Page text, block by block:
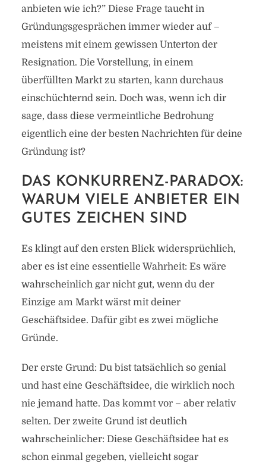
anbieten wie ich?” Diese Frage taucht in
Gründungsgesprächen immer wieder auf –
meistens mit einem gewissen Unterton der
Resignation. Die Vorstellung, in einem
überfüllten Markt zu starten, kann durchaus
einschüchternd sein. Doch was, wenn ich dir
sage, dass diese vermeintliche Bedrohung
eigentlich eine der besten Nachrichten für deine
Gründung ist?
DAS KONKURRENZ-PARADOX:
WARUM VIELE ANBIETER EIN
GUTES ZEICHEN SIND
Es klingt auf den ersten Blick widersprüchlich,
aber es ist eine essentielle Wahrheit: Es wäre
wahrscheinlich gar nicht gut, wenn du der
Einzige am Markt wärst mit deiner
Geschäftsidee. Dafür gibt es zwei mögliche
Gründe.
Der erste Grund: Du bist tatsächlich so genial
und hast eine Geschäftsidee, die wirklich noch
nie jemand hatte. Das kommt vor – aber relativ
selten. Der zweite Grund ist deutlich
wahrscheinlicher: Diese Geschäftsidee hat es
schon einmal gegeben, vielleicht sogar